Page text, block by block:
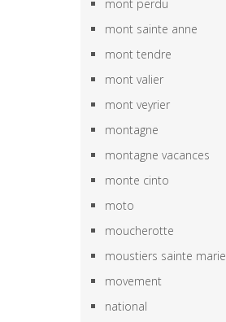
mont perdu
mont sainte anne
mont tendre
mont valier
mont veyrier
montagne
montagne vacances
monte cinto
moto
moucherotte
moustiers sainte marie
movement
national